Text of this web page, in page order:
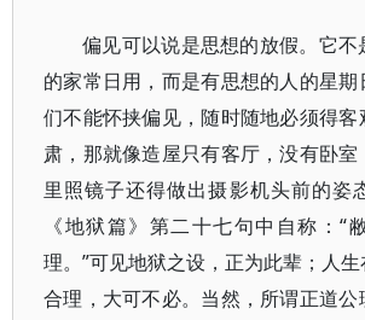
偏见可以说是思想的放假。它不
的家常日用，而是有思想的人的星
们不能怀挟偏见，随时随地必须得
肃，那就像造屋只有客厅，没有卧
里照镜子还得做出摄影机头前的姿
《地狱篇》第二十七句中自称：“
理。”可见地狱之设，正为此辈；人
合理，大可不必。当然，所谓正道公